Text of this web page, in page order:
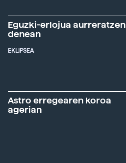
Eguzki-erlojua aurreratzen
denean
EKLIPSEA
Astro erregearen koroa
agerian